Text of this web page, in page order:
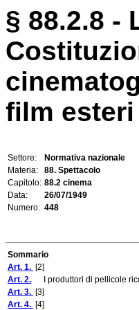
§ 88.2.8 -
film
Settore:
Normativa nazionale
Materia:
88. Spettacolo
Capitolo: 88.2 cinema
Data:
26/07/1949
Numero: 448
Sommario
Art. 1. [2]
Art. 2. I produttori di pellicole
Art. 3. [3]
Art. 4. [4]